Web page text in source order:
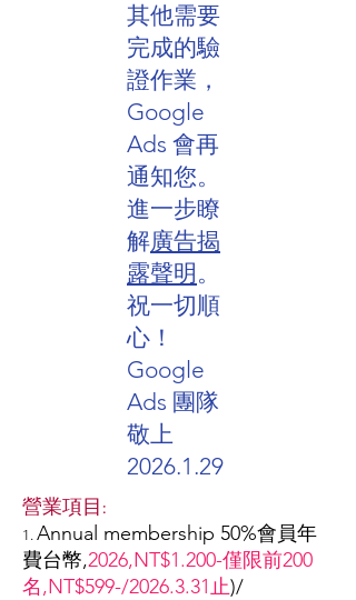
其他需要
完成的驗
證作業，
Google
Ads 會再
通知您。
進一步瞭
解廣告揭
露聲明。
​祝一切順
心！
Google
Ads 團隊
敬上
2026.1.29
營業項目:
1. Annual membership 50%會員年
費台幣,2026,NT$1.200-僅限前200
名,NT$599-/2026.3.31止)/